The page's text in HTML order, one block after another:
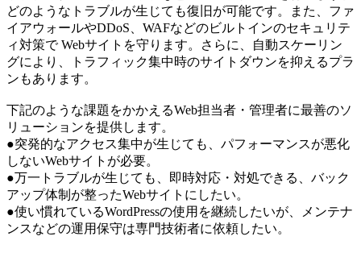
どのようなトラブルが生じても復旧が可能です。また、ファ
イアウォールやDDoS、WAFなどのビルトインのセキュリテ
ィ対策で Webサイトを守ります。さらに、自動スケーリン
グにより、トラフィック集中時のサイトダウンを抑えるプラ
ンもあります。
下記のような課題をかかえるWeb担当者・管理者に最善のソ
リューションを提供します。
●突発的なアクセス集中が生じても、パフォーマンスが悪化
しないWebサイトが必要。
●万一トラブルが生じても、即時対応・対処できる、バック
アップ体制が整ったWebサイトにしたい。
●使い慣れているWordPressの使用を継続したいが、メンテナ
ンスなどの運⽤保守は専門技術者に依頼したい。